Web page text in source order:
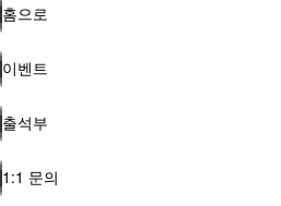
홈으로
이벤트
출석부
1:1 문의